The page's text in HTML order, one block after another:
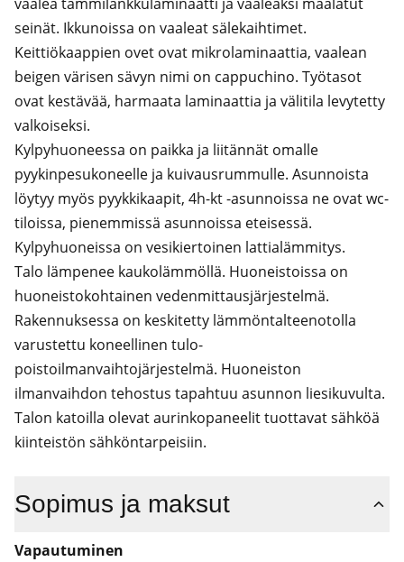
seinät. Ikkunoissa on vaaleat sälekaihtimet.
Keittiökaappien ovet ovat mikrolaminaattia, vaalean
beigen värisen sävyn nimi on cappuchino. Työtasot
ovat kestävää, harmaata laminaattia ja välitila levytetty
valkoiseksi.
Kylpyhuoneessa on paikka ja liitännät omalle
pyykinpesukoneelle ja kuivausrummulle. Asunnoista
löytyy myös pyykkikaapit, 4h-kt -asunnoissa ne ovat wc-
tiloissa, pienemmissä asunnoissa eteisessä.
Kylpyhuoneissa on vesikiertoinen lattialämmitys.
Talo lämpenee kaukolämmöllä. Huoneistoissa on
huoneistokohtainen vedenmittausjärjestelmä.
Rakennuksessa on keskitetty lämmöntalteenotolla
varustettu koneellinen tulo-
poistoilmanvaihtojärjestelmä. Huoneiston
ilmanvaihdon tehostus tapahtuu asunnon liesikuvulta.
Talon katoilla olevat aurinkopaneelit tuottavat sähköä
kiinteistön sähköntarpeisiin.
Sopimus ja maksut
Vapautuminen